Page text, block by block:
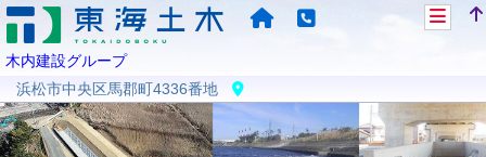
木内建設グループ
浜松市中央区馬郡町4336番地